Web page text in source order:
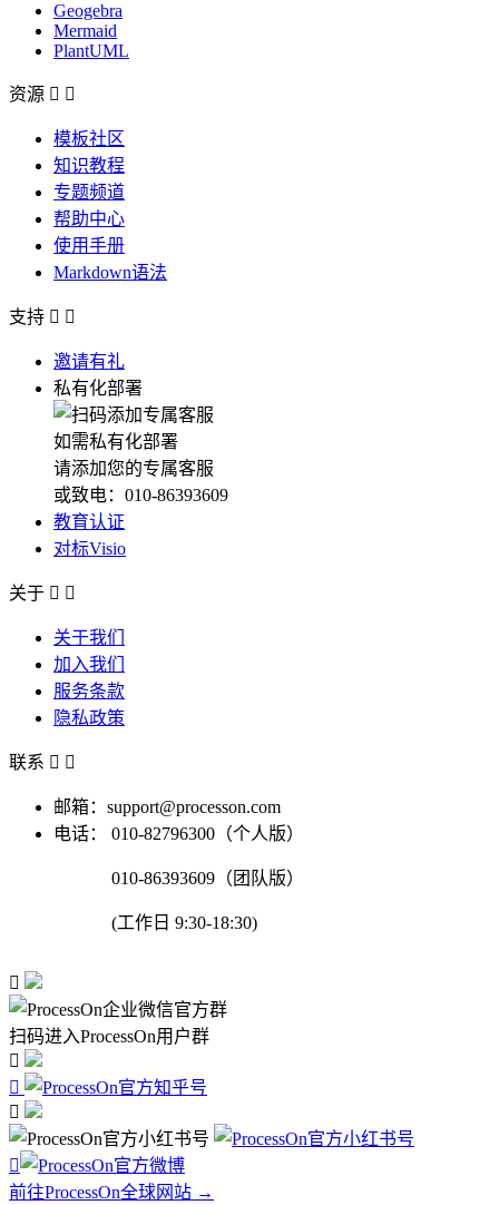
Geogebra
Mermaid
PlantUML
资源  
模板社区
知识教程
专题频道
帮助中心
使用手册
Markdown语法
支持  
邀请有礼
私有化部署
如需私有化部署
请添加您的专属客服
或致电：010-86393609
教育认证
对标Visio
关于  
关于我们
加入我们
服务条款
隐私政策
联系  
邮箱：support@processon.com
电话：
010-82796300（个人版）
010-86393609（团队版）
(工作日 9:30-18:30)

扫码进入ProcessOn用户群




前往ProcessOn全球网站 →